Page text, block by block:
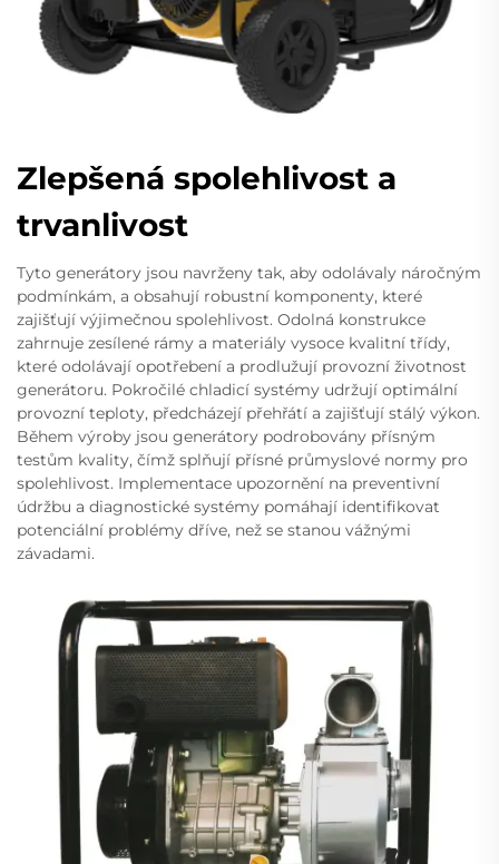
Zlepšená spolehlivost a
trvanlivost
Tyto generátory jsou navrženy tak, aby odolávaly náročným
podmínkám, a obsahují robustní komponenty, které
zajišťují výjimečnou spolehlivost. Odolná konstrukce
zahrnuje zesílené rámy a materiály vysoce kvalitní třídy,
které odolávají opotřebení a prodlužují provozní životnost
generátoru. Pokročilé chladicí systémy udržují optimální
provozní teploty, předcházejí přehřátí a zajišťují stálý výkon.
Během výroby jsou generátory podrobovány přísným
testům kvality, čímž splňují přísné průmyslové normy pro
spolehlivost. Implementace upozornění na preventivní
údržbu a diagnostické systémy pomáhají identifikovat
potenciální problémy dříve, než se stanou vážnými
závadami.